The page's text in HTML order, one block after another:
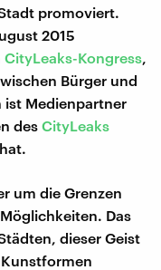
promoviert.
2015
CityLeaks-Kongress
Bürger und
ist Medienpartner
des CityLeaks
um die Grenzen
Das
dieser Geist